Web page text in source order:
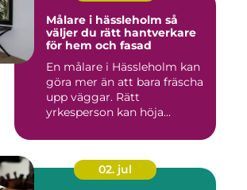
Målare i hässleholm så
väljer du rätt hantverkare
för hem och fasad
En målare i Hässleholm kan
göra mer än att bara fräscha
upp väggar. Rätt
yrkesperson kan höja
02. jul